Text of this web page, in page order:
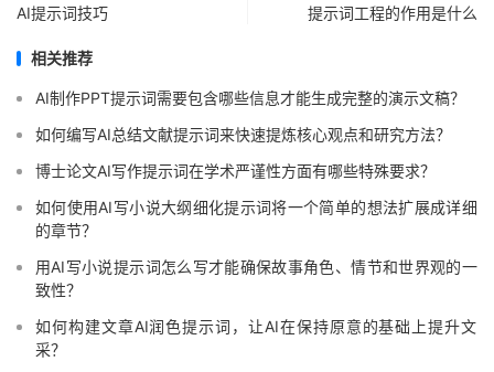
AI提示词技巧 提示词工程的作用是什么
相关推荐
AI制作PPT提示词需要包含哪些信息才能生成完整的演示文稿？
如何编写AI总结文献提示词来快速提炼核心观点和研究方法？
博士论文AI写作提示词在学术严谨性方面有哪些特殊要求？
如何使用AI写小说大纲细化提示词将一个简单的想法扩展成详细
的章节？
用AI写小说提示词怎么写才能确保故事角色、情节和世界观的一
致性？
如何构建文章AI润色提示词，让AI在保持原意的基础上提升文
采？